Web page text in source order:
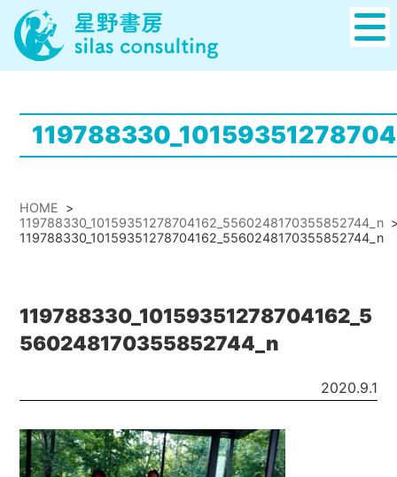
HOME >
119788330_10159351278704162_5560248170355852744_n
119788330_10159351278704162_5560248170355852744_n
119788330_10159351278704162_5
560248170355852744_n
2020.9.1